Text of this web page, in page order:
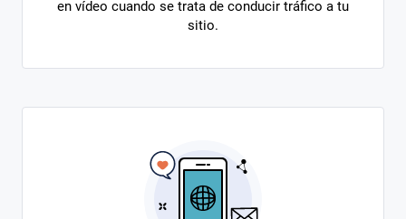
en vídeo cuando se trata de conducir tráfico a tu
sitio.